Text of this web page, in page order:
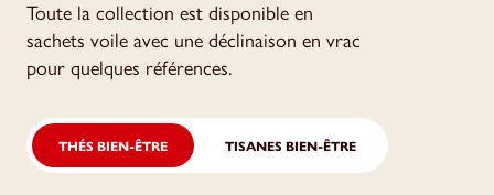
Toute la collection est disponible en
sachets voile avec une déclinaison en vrac
pour quelques références.
THÉS BIEN-ÊTRE TISANES BIEN-ÊTRE